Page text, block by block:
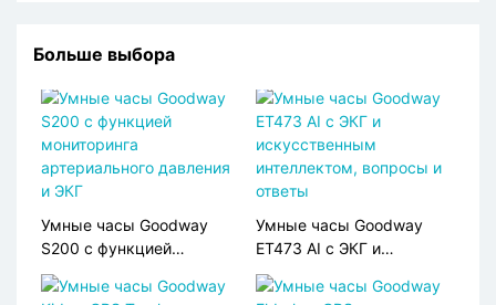
Больше выбора
Умные часы Goodway
S200 с функцией
мониторинга
артериального давления
Умные часы Goodway
ET473 AI с ЭКГ и
искусственным
интеллектом, вопросы и